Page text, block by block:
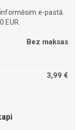
e-pastā.
Bez maksas
3,99 €